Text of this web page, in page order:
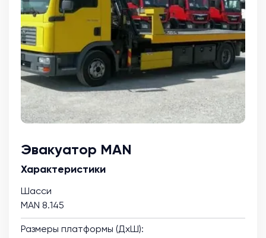
Эвакуатор MAN
Характеристики
Шасси
MAN 8.145
Размеры платформы (ДхШ):